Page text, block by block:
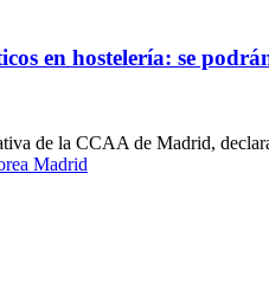
en hostelería: se
de la CCAA de Madrid,